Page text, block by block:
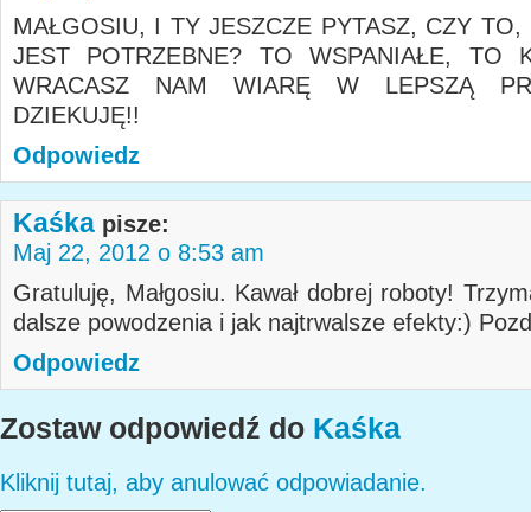
MAŁGOSIU, I TY JESZCZE PYTASZ, CZY TO,
JEST POTRZEBNE? TO WSPANIAŁE, TO
WRACASZ NAM WIARĘ W LEPSZĄ
DZIEKUJĘ!!
Odpowiedz
Kaśka pisze:
Maj 22, 2012 o 8:53 am
Gratuluję, Małgosiu. Kawał dobrej roboty!
dalsze powodzenia i jak najtrwalsze efekty:)
Odpowiedz
Zostaw odpowiedź do Kaśka
Kliknij tutaj, aby anulować odpowiadanie.